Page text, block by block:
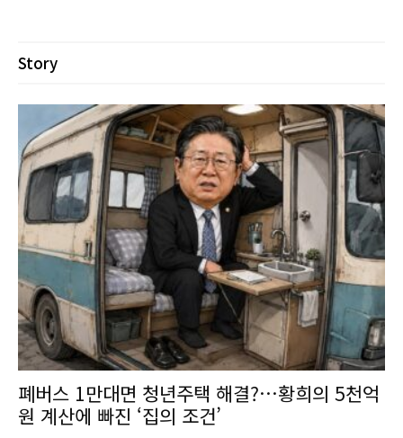
Story
폐버스 1만대면 청년주택 해결?…황희의 5천억
원 계산에 빠진 ‘집의 조건’